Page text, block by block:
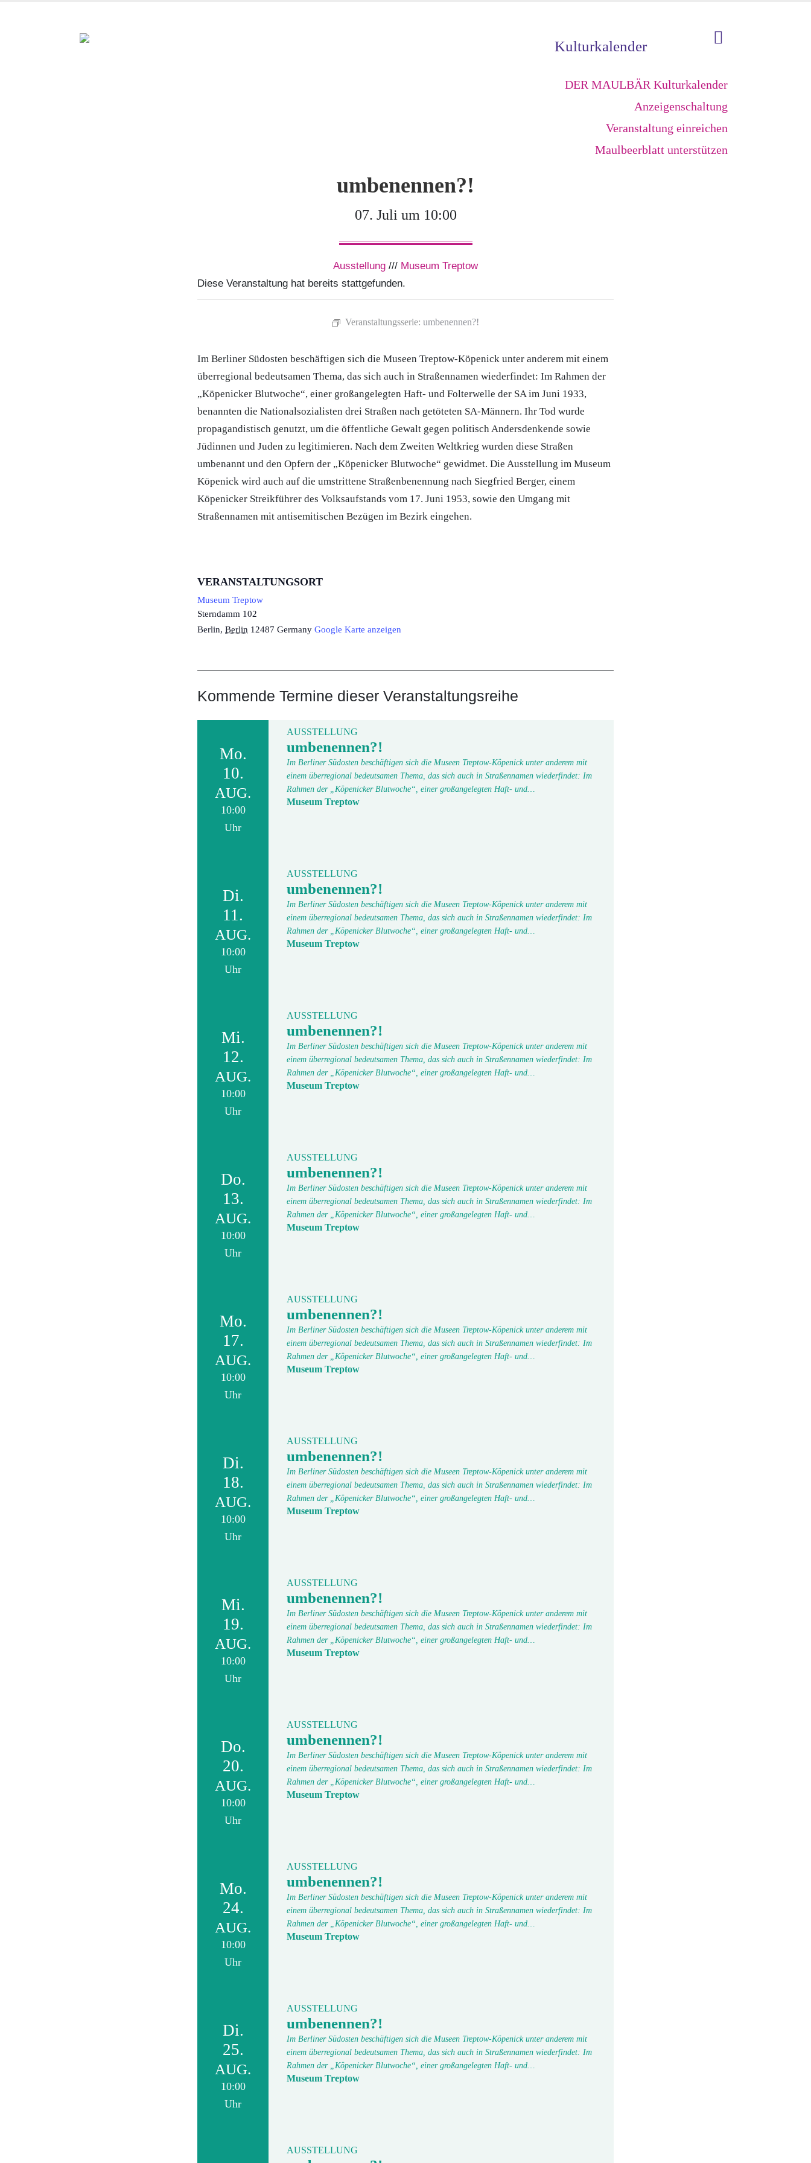
Kulturkalender
DER MAULBÄR Kulturkalender
Anzeigenschaltung
Veranstaltung einreichen
Maulbeerblatt unterstützen
umbenennen?!
07. Juli um 10:00
Ausstellung /// Museum Treptow
Diese Veranstaltung hat bereits stattgefunden.
Veranstaltungsserie: umbenennen?!
Im Berliner Südosten beschäftigen sich die Museen Treptow-Köpenick unter anderem mit einem
überregional bedeutsamen Thema, das sich auch in Straßennamen wiederfindet: Im Rahmen der
„Köpenicker Blutwoche“, einer großangelegten Haft- und Folterwelle der SA im Juni 1933,
benannten die Nationalsozialisten drei Straßen nach getöteten SA-Männern. Ihr Tod wurde
propagandistisch genutzt, um die öffentliche Gewalt gegen politisch Andersdenkende sowie
Jüdinnen und Juden zu legitimieren. Nach dem Zweiten Weltkrieg wurden diese Straßen
umbenannt und den Opfern der „Köpenicker Blutwoche“ gewidmet. Die Ausstellung im Museum
Köpenick wird auch auf die umstrittene Straßenbenennung nach Siegfried Berger, einem
Köpenicker Streikführer des Volksaufstands vom 17. Juni 1953, sowie den Umgang mit
Straßennamen mit antisemitischen Bezügen im Bezirk eingehen.
VERANSTALTUNGSORT
Museum Treptow
Sterndamm 102
Berlin, Berlin 12487 Germany Google Karte anzeigen
Kommende Termine dieser Veranstaltungsreihe
Mo.
10.
AUG.
10:00
Uhr
AUSSTELLUNG
umbenennen?!
Im Berliner Südosten beschäftigen sich die Museen Treptow-Köpenick unter anderem mit
einem überregional bedeutsamen Thema, das sich auch in Straßennamen wiederfindet: Im
Rahmen der „Köpenicker Blutwoche“, einer großangelegten Haft- und…
Museum Treptow
Di.
11.
AUG.
10:00
Uhr
AUSSTELLUNG
umbenennen?!
Im Berliner Südosten beschäftigen sich die Museen Treptow-Köpenick unter anderem mit
einem überregional bedeutsamen Thema, das sich auch in Straßennamen wiederfindet: Im
Rahmen der „Köpenicker Blutwoche“, einer großangelegten Haft- und…
Museum Treptow
Mi.
12.
AUG.
10:00
Uhr
AUSSTELLUNG
umbenennen?!
Im Berliner Südosten beschäftigen sich die Museen Treptow-Köpenick unter anderem mit
einem überregional bedeutsamen Thema, das sich auch in Straßennamen wiederfindet: Im
Rahmen der „Köpenicker Blutwoche“, einer großangelegten Haft- und…
Museum Treptow
Do.
13.
AUG.
10:00
Uhr
AUSSTELLUNG
umbenennen?!
Im Berliner Südosten beschäftigen sich die Museen Treptow-Köpenick unter anderem mit
einem überregional bedeutsamen Thema, das sich auch in Straßennamen wiederfindet: Im
Rahmen der „Köpenicker Blutwoche“, einer großangelegten Haft- und…
Museum Treptow
Mo.
17.
AUG.
10:00
Uhr
AUSSTELLUNG
umbenennen?!
Im Berliner Südosten beschäftigen sich die Museen Treptow-Köpenick unter anderem mit
einem überregional bedeutsamen Thema, das sich auch in Straßennamen wiederfindet: Im
Rahmen der „Köpenicker Blutwoche“, einer großangelegten Haft- und…
Museum Treptow
Di.
18.
AUG.
10:00
Uhr
AUSSTELLUNG
umbenennen?!
Im Berliner Südosten beschäftigen sich die Museen Treptow-Köpenick unter anderem mit
einem überregional bedeutsamen Thema, das sich auch in Straßennamen wiederfindet: Im
Rahmen der „Köpenicker Blutwoche“, einer großangelegten Haft- und…
Museum Treptow
Mi.
19.
AUG.
10:00
Uhr
AUSSTELLUNG
umbenennen?!
Im Berliner Südosten beschäftigen sich die Museen Treptow-Köpenick unter anderem mit
einem überregional bedeutsamen Thema, das sich auch in Straßennamen wiederfindet: Im
Rahmen der „Köpenicker Blutwoche“, einer großangelegten Haft- und…
Museum Treptow
Do.
20.
AUG.
10:00
Uhr
AUSSTELLUNG
umbenennen?!
Im Berliner Südosten beschäftigen sich die Museen Treptow-Köpenick unter anderem mit
einem überregional bedeutsamen Thema, das sich auch in Straßennamen wiederfindet: Im
Rahmen der „Köpenicker Blutwoche“, einer großangelegten Haft- und…
Museum Treptow
Mo.
24.
AUG.
10:00
Uhr
AUSSTELLUNG
umbenennen?!
Im Berliner Südosten beschäftigen sich die Museen Treptow-Köpenick unter anderem mit
einem überregional bedeutsamen Thema, das sich auch in Straßennamen wiederfindet: Im
Rahmen der „Köpenicker Blutwoche“, einer großangelegten Haft- und…
Museum Treptow
Di.
25.
AUG.
10:00
Uhr
AUSSTELLUNG
umbenennen?!
Im Berliner Südosten beschäftigen sich die Museen Treptow-Köpenick unter anderem mit
einem überregional bedeutsamen Thema, das sich auch in Straßennamen wiederfindet: Im
Rahmen der „Köpenicker Blutwoche“, einer großangelegten Haft- und…
Museum Treptow
AUSSTELLUNG